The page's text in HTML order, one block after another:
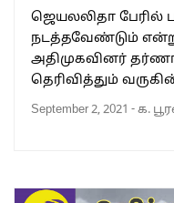
ஜெயலலிதா
நடத்தவேண்டும்
அதிமுகவினர்
தெரிவித்தும்
September 2, 2021 -க.